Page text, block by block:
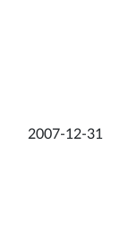
2007-12-31